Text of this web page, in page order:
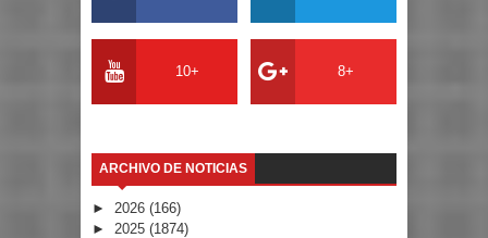
10+ 8+
ARCHIVO DE NOTICIAS
► 2026 (166)
► 2025 (1874)